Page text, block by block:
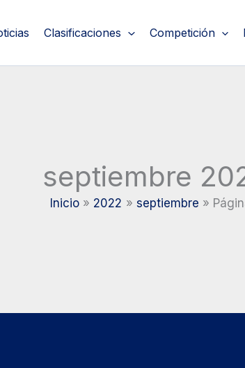
Clasificaciones Competición
septiembre
Inicio 2022 septiembre